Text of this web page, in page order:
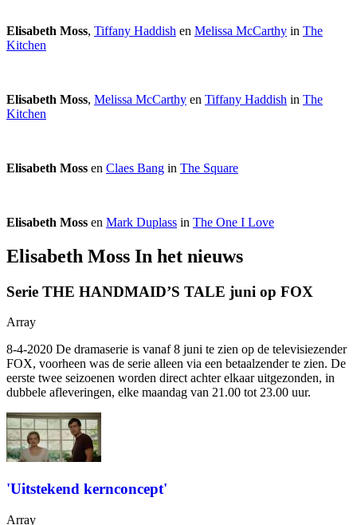
Elisabeth Moss, Tiffany Haddish en Melissa McCarthy in The
Kitchen
Elisabeth Moss, Melissa McCarthy en Tiffany Haddish in The
Kitchen
Elisabeth Moss en Claes Bang in The Square
Elisabeth Moss en Mark Duplass in The One I Love
Elisabeth Moss In het nieuws
Serie THE HANDMAID’S TALE juni op FOX
Array
8-4-2020 De dramaserie is vanaf 8 juni te zien op de televisiezender
FOX, voorheen was de serie alleen via een betaalzender te zien. De
eerste twee seizoenen worden direct achter elkaar uitgezonden, in
dubbele afleveringen, elke maandag van 21.00 tot 23.00 uur.
'Uitstekend kernconcept'
Array